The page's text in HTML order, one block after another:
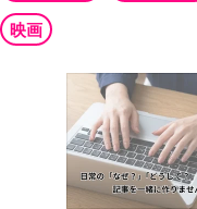
映画